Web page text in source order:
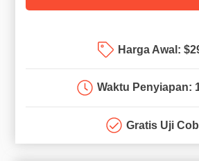
Harga Awal: $
Waktu Penyiapan:
Gratis Uji